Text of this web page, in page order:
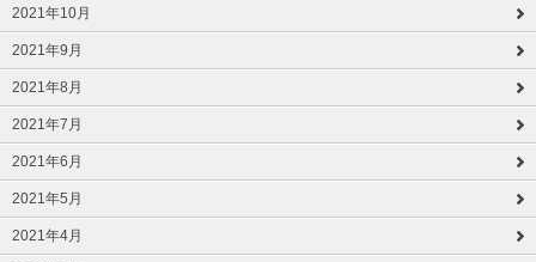
2021年10月
2021年9月
2021年8月
2021年7月
2021年6月
2021年5月
2021年4月